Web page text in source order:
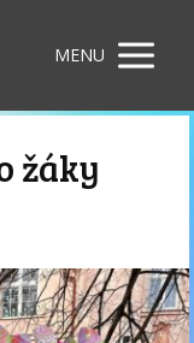
MENU
žáky